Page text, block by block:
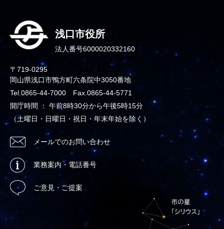
浅口市役所
法人番号6000020332160
〒719-0295
岡山県浅口市鴨方町六条院中3050番地
Tel.0865-44-7000 Fax.0865-44-5771
開庁時間 ： 午前8時30分から午後5時15分
（土曜日・日曜日・祝日・年末年始を除く）
メールでのお問い合わせ
業務案内・電話番号
ご意見・ご提案